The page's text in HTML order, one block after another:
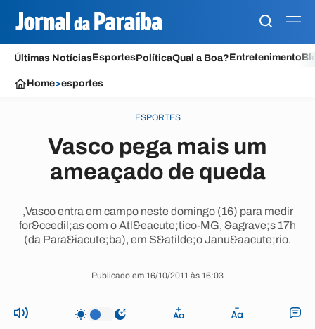
Últimas NotíciasEsportesPolíticaQual a Boa?Entretenimento
Home>esportes
ESPORTES
Vasco pega mais um
ameaçado de queda
,Vasco entra em campo neste domingo (16) para medir
for&ccedil;as com o Atl&eacute;tico-MG, &agrave;s 17h
(da Para&iacute;ba), em S&atilde;o Janu&aacute;rio.
Publicado em 16/10/2011 às 16:03